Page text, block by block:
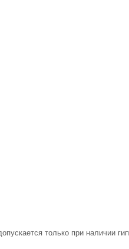
только при наличии